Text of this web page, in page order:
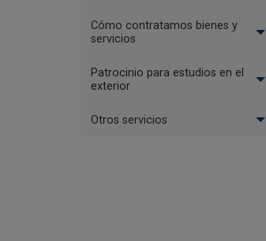
Cómo contratamos bienes y
servicios
Patrocinio para estudios en el
exterior
Otros servicios